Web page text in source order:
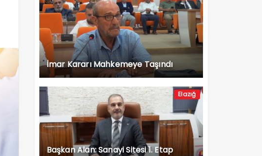
İmar Kararı Mahkemeye Taşındı
Elazığ
Başkan Alan: Sanayi Sitesi 1. Etap